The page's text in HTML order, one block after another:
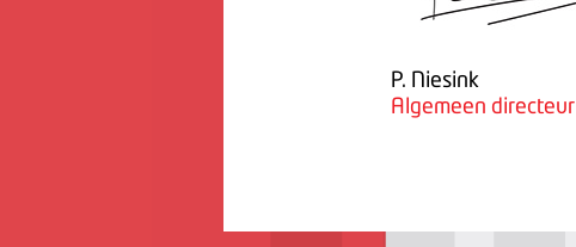
P. Niesink
Algemeen directeur